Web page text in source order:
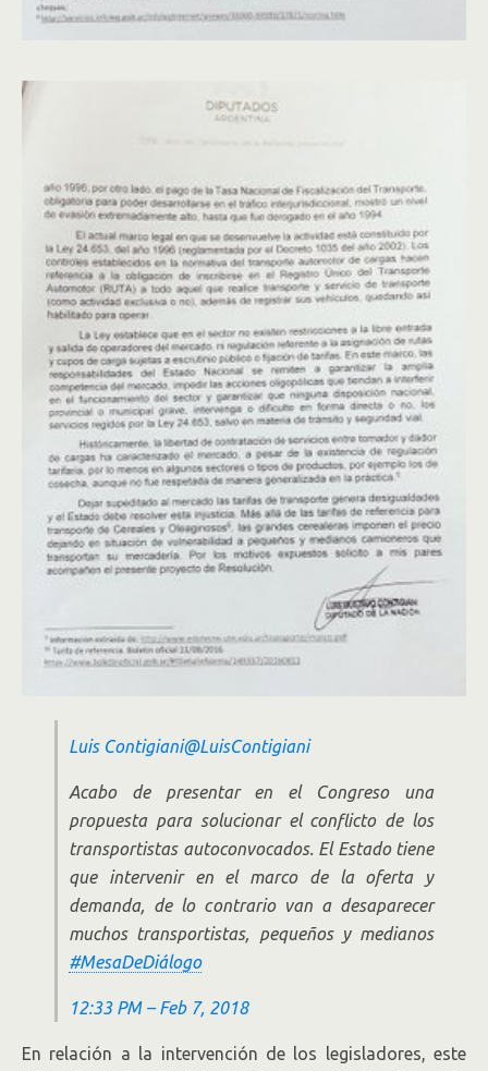
Luis Contigiani@LuisContigiani
Acabo de presentar en el Congreso una
propuesta para solucionar el conflicto de los
transportistas autoconvocados. El Estado tiene
que intervenir en el marco de la oferta y
demanda, de lo contrario van a desaparecer
muchos transportistas, pequeños y medianos
#MesaDeDiálogo
12:33 PM – Feb 7, 2018
En relación a la intervención de los legisladores, este